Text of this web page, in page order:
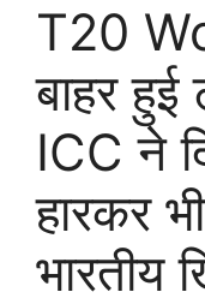
T20
बाहर हुई
ICC ने
हारकर
भारतीय